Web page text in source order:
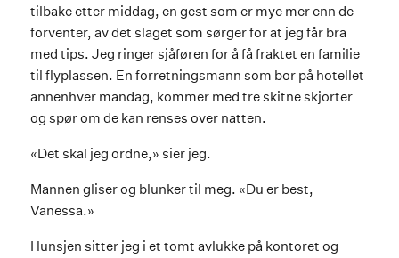
tilbake etter middag, en gest som er mye mer enn de
forventer, av det slaget som sørger for at jeg får bra
med tips. Jeg ringer sjåføren for å få fraktet en familie
til flyplassen. En forretningsmann som bor på hotellet
annenhver mandag, kommer med tre skitne skjorter
og spør om de kan renses over natten.
«Det skal jeg ordne,» sier jeg.
Mannen gliser og blunker til meg. «Du er best,
Vanessa.»
I lunsjen sitter jeg i et tomt avlukke på kontoret og